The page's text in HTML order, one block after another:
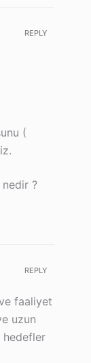
REPLY
(
?
REPLY
faaliyet
uzun
hedefler